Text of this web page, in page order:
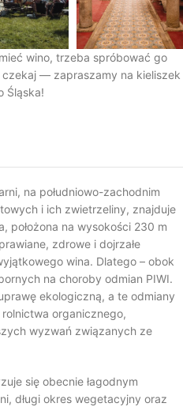
wino, trzeba spróbować go
czekaj — zapraszamy na kieliszek
Śląska!
na południowo-zachodnim
i ich zwietrzeliny, znajduje
położona na wysokości 230 m
zdrowe i dojrzałe
wina. Dlatego – obok
na choroby odmian PIWI.
ekologiczną, a te odmiany
organicznego,
wyzwań związanych ze
się obecnie łagodnym
długi okres wegetacyjny oraz